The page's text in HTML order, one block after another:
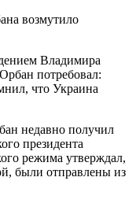
Владимира
потребовал:
что Украина
недавно получил
президента
режима утверждал,
были отправлены из